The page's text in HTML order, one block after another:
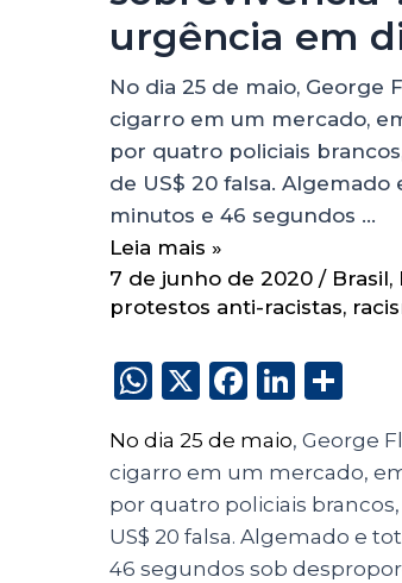
urgência em
No dia 25 de maio,
cigarro em um mercado,
por quatro policiais
de US$ 20 falsa.
minutos e 46 segundos …
Leia mais »
7 de junho de 2020 / Brasil,
protestos anti-racistas,
W
a
ts
A
p
X
F
c
e
b
o
Li
k
e
dI
n
a
re
No dia 25 de maio, George
cigarro em um mercado,
por quatro policiais
US$ 20 falsa. Algemado e
46 segundos sob